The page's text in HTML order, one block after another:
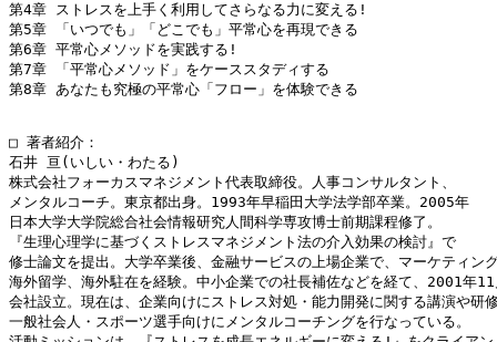
第4章 ストレスを上手く利用してさらなる力に変える!
第5章 「いつでも」「どこでも」平常心を再現できる
第6章 平常心メソッドを実践する!
第7章 「平常心メソッド」をケーススタディする
第8章 あなたも究極の平常心「フロー」を体験できる
□ 著者紹介：
石井 亘(いしい・わたる)
株式会社フォーカスマネジメント代表取締役。人事コンサルタント、
メンタルコーチ。東京都出身。1993年早稲田大学法学部卒業。2005年
日本大学大学院総合社会情報研究人間科学専攻博士前期課程修了。
『生理心理学に基づくストレスマネジメント法の介入効果の検討』で
修士論文を提出。大学卒業後、金融サービスの上場企業で、マーケティン
海外留学、海外駐在を経験。中小企業での社長補佐などを経て、2001年
会社設立。現在は、企業向けにストレス対処・能力開発に関する講演や研
一般社会人・スポーツ選手向けにメンタルコーチングを行なっている。